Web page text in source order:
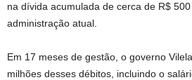
na dívida acumulada de cerca de R$
administração atual.
Em 17 meses de gestão, o governo
milhões desses débitos, incluindo o